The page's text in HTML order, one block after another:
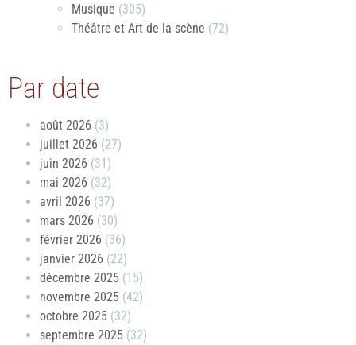
Musique (305)
Théâtre et Art de la scène (72)
Par date
août 2026 (3)
juillet 2026 (27)
juin 2026 (31)
mai 2026 (32)
avril 2026 (37)
mars 2026 (30)
février 2026 (36)
janvier 2026 (22)
décembre 2025 (15)
novembre 2025 (42)
octobre 2025 (32)
septembre 2025 (32)